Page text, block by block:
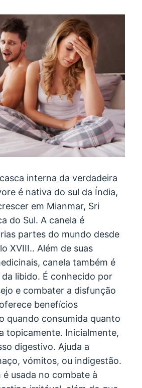
interna da verdadeira
é nativa do sul da Índia,
em Mianmar, Sri
do Sul. A canela é
partes do mundo desde
XVIII.. Além de suas
canela também é
libido. É conhecido por
e combater a disfunção
benefícios
quando consumida quanto
topicamente. Inicialmente,
digestivo. Ajuda a
vómitos, ou indigestão.
é usada no combate à